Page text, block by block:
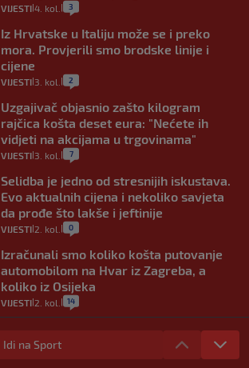
VIJESTI 4. kol. 3
Iz Hrvatske u Italiju može se i preko
mora. Provjerili smo brodske linije i
cijene
VIJESTI 3. kol. 2
Uzgajivač objasnio zašto kilogram
rajčica košta deset eura: "Nećete ih
vidjeti na akcijama u trgovinama"
VIJESTI 3. kol. 7
Selidba je jedno od stresnijih iskustava.
Evo aktualnih cijena i nekoliko savjeta
da prođe što lakše i jeftinije
VIJESTI 2. kol. 0
Izračunali smo koliko košta putovanje
automobilom na Hvar iz Zagreba, a
koliko iz Osijeka
VIJESTI 2. kol. 14
"Kći je otišla na more, a zaboravila
zdravstvenu iskaznicu". Kakva su prava
pacijenata izvan mjesta prebivališta?
Idi na Sport